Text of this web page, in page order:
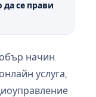
да се прави
начин.
услуга,